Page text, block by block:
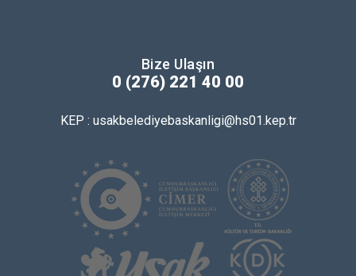
Bize Ulaşın
0 (276) 221 40 00
KEP : usakbelediyebaskanligi@hs01.kep.tr